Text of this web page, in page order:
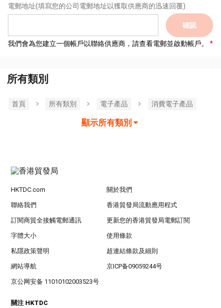
電郵地址(填寫您的公司電郵地址以獲取供應商的迅速回覆)
確認
我們會為您建立一個帳戶以聯絡供應商，請查看電郵並啟動帳戶。
所有類別
首頁 所有類別 電子產品 消費電子產品
顯示所有類別
HKTDC.com 關於我們
聯絡我們 香港貿發局流動應用程式
訂閱商貿全接觸電郵通訊 更新您的香港貿發局電郵訂閱
字體大小 使用條款
私隱政策聲明 超連結條款及細則
網站導航 京ICP备09059244号
京公网安备 11010102003523号
關注 HKTDC